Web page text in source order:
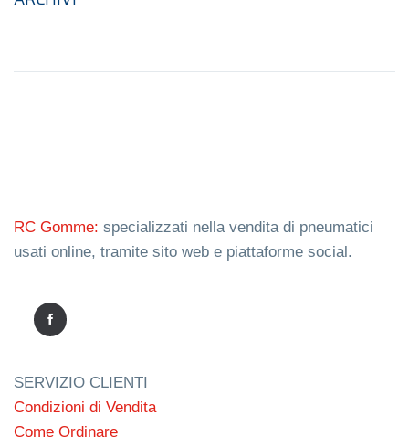
RC Gomme: specializzati nella vendita di pneumatici
usati online, tramite sito web e piattaforme social.
SERVIZIO CLIENTI
Condizioni di Vendita
Come Ordinare